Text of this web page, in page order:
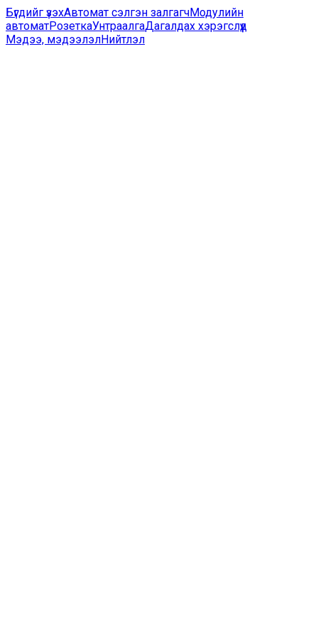
Бүгдийг үзэхАвтомат сэлгэн залгагчМодулийн
автоматРозеткаУнтраалгаДагалдах хэрэгслүүд
Мэдээ, мэдээлэлНийтлэл